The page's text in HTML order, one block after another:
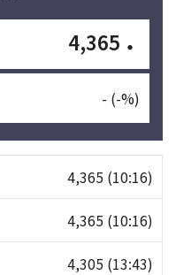
4,365 ・
- (-%)
4,365 (10:16)
4,365 (10:16)
4,305 (13:43)